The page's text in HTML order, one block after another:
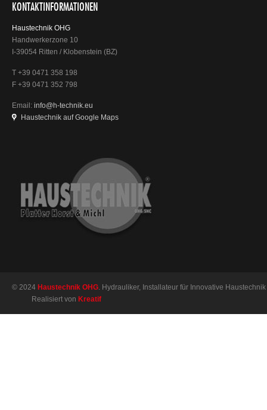
KONTAKTINFORMATIONEN
Haustechnik OHG
Handwerkerzone 10
I-39054 Ritten / Klobenstein (BZ)
T +39 0471 358 198
F +39 0471 352 798
Email: info@h-technik.eu
Haustechnik auf Google Maps
© 2024 Haustechnik OHG. Hydrauliker, Installateur für Innovative
Realisiert von Kreatif